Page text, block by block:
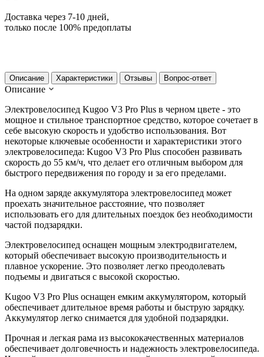
Доставка через 7-10 дней,
только после 100% предоплаты
Описание Характеристики Отзывы Вопрос-ответ
Описание
Электровелосипед Kugoo V3 Pro Plus в черном цвете - это
мощное и стильное транспортное средство, которое сочетает в
себе высокую скорость и удобство использования. Вот
некоторые ключевые особенности и характеристики этого
электровелосипеда: Kugoo V3 Pro Plus способен развивать
скорость до 55 км/ч, что делает его отличным выбором для
быстрого передвижения по городу и за его пределами.
На одном заряде аккумулятора электровелосипед может
проехать значительное расстояние, что позволяет
использовать его для длительных поездок без необходимости
частой подзарядки.
Электровелосипед оснащен мощным электродвигателем,
который обеспечивает высокую производительность и
плавное ускорение. Это позволяет легко преодолевать
подъемы и двигаться с высокой скоростью.
Kugoo V3 Pro Plus оснащен емким аккумулятором, который
обеспечивает длительное время работы и быструю зарядку.
Аккумулятор легко снимается для удобной подзарядки.
Прочная и легкая рама из высококачественных материалов
обеспечивает долговечность и надежность электровелосипеда.